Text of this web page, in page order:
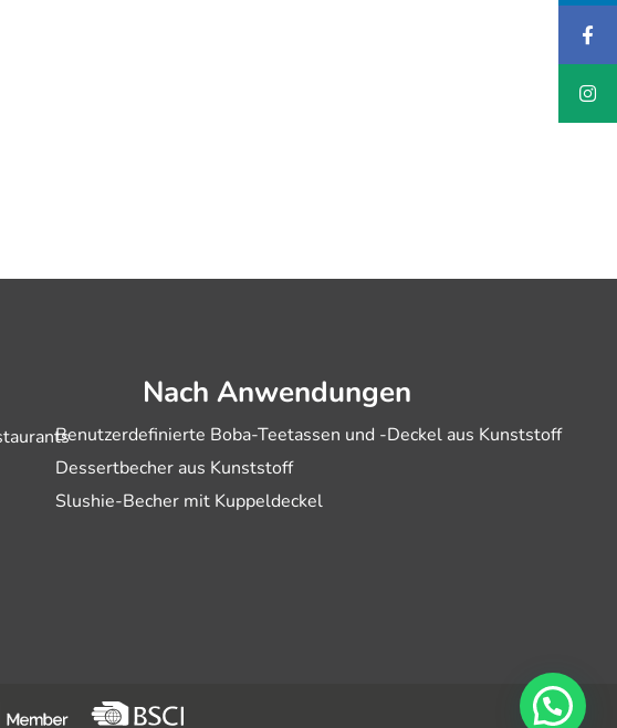
Nach Anwendungen
Benutzerdefinierte Boba-Teetassen und -Deckel aus Kunststoff
Dessertbecher aus Kunststoff
Slushie-Becher mit Kuppeldeckel